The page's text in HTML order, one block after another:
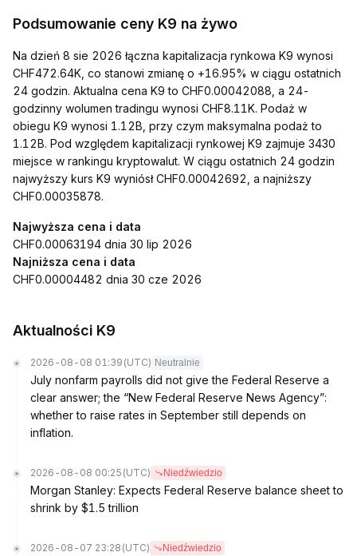
Podsumowanie ceny K9 na żywo
Na dzień 8 sie 2026 łączna kapitalizacja rynkowa K9 wynosi
CHF472.64K, co stanowi zmianę o +16.95% w ciągu ostatnich
24 godzin. Aktualna cena K9 to CHF0.00042088, a 24-
godzinny wolumen tradingu wynosi CHF8.11K. Podaż w
obiegu K9 wynosi 1.12B, przy czym maksymalna podaż to
1.12B. Pod względem kapitalizacji rynkowej K9 zajmuje 3430
miejsce w rankingu kryptowalut. W ciągu ostatnich 24 godzin
najwyższy kurs K9 wyniósł CHF0.00042692, a najniższy
CHF0.00035878.
Najwyższa cena i data
CHF0.00063194 dnia 30 lip 2026
Najniższa cena i data
CHF0.00004482 dnia 30 cze 2026
Aktualności K9
2026-08-08 01:39 (UTC) Neutralnie
July nonfarm payrolls did not give the Federal Reserve a
clear answer; the “New Federal Reserve News Agency”:
whether to raise rates in September still depends on
inflation.
2026-08-08 00:25 (UTC) Niedźwiedzio
Morgan Stanley: Expects Federal Reserve balance sheet to
shrink by $1.5 trillion
2026-08-07 23:28 (UTC) Niedźwiedzio